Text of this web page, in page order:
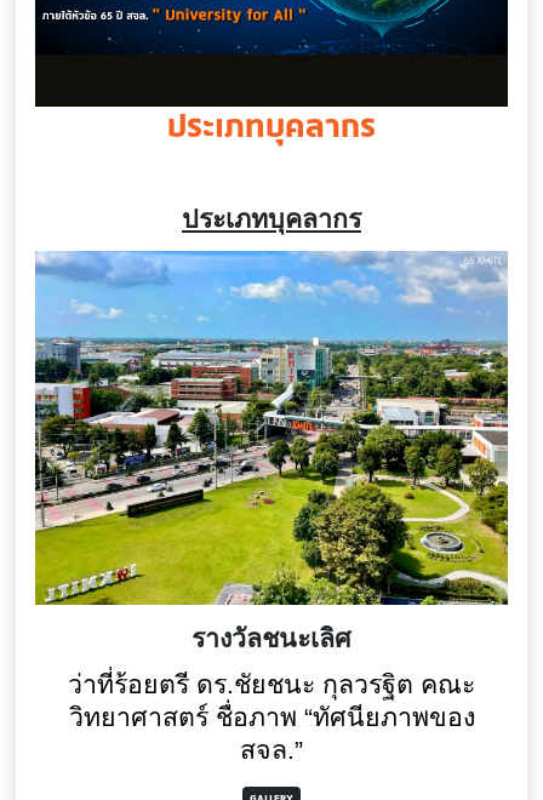
ประเภทบุคลากร
ประเภทบุคลากร
รางวัลชนะเลิศ
ว่าที่ร้อยตรี ดร.ชัยชนะ กุลวรฐิต คณะ
วิทยาศาสตร์ ชื่อภาพ “ทัศนียภาพของ
สจล.”